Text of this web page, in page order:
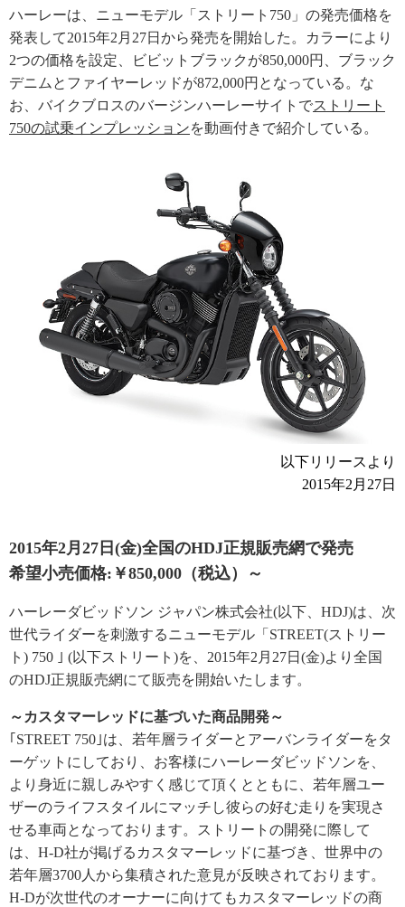
ハーレーは、ニューモデル「ストリート750」の発売価格を
発表して2015年2月27日から発売を開始した。カラーにより
2つの価格を設定、ビビットブラックが850,000円、ブラック
デニムとファイヤーレッドが872,000円となっている。な
お、バイクブロスのバージンハーレーサイトでストリート
750の試乗インプレッションを動画付きで紹介している。
以下リリースより
2015年2月27日
2015年2月27日(金)全国のHDJ正規販売網で発売
希望小売価格:￥850,000（税込）～
ハーレーダビッドソン ジャパン株式会社(以下、HDJ)は、次
世代ライダーを刺激するニューモデル「STREET(ストリー
ト) 750 ｣ (以下ストリート)を、2015年2月27日(金)より全国
のHDJ正規販売網にて販売を開始いたします。
～カスタマーレッドに基づいた商品開発～
｢STREET 750｣は、若年層ライダーとアーバンライダーをタ
ーゲットにしており、お客様にハーレーダビッドソンを、
より身近に親しみやすく感じて頂くとともに、若年層ユー
ザーのライフスタイルにマッチし彼らの好む走りを実現さ
せる車両となっております。ストリートの開発に際して
は、H-D社が掲げるカスタマーレッドに基づき、世界中の
若年層3700人から集積された意見が反映されております。
H-Dが次世代のオーナーに向けてもカスタマーレッドの商